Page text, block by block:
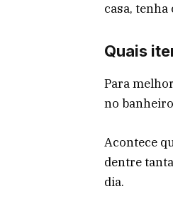
casa,
Quais
Para
no
Acontece
dentre
dia.